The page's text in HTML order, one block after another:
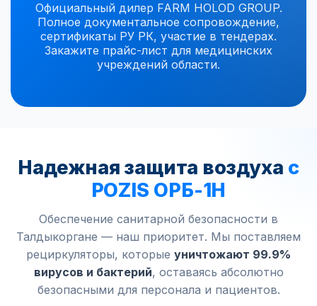
Официальный дилер FARM HOLOD GROUP.
Полное документальное сопровождение,
сертификаты РУ РК, участие в тендерах.
Закажите прайс-лист для медицинских
учреждений области.
Надежная защита воздуха с
POZIS ОРБ-1Н
Обеспечение санитарной безопасности в
Талдыкоргане — наш приоритет. Мы поставляем
рециркуляторы, которые уничтожают 99.9%
вирусов и бактерий, оставаясь абсолютно
безопасными для персонала и пациентов.